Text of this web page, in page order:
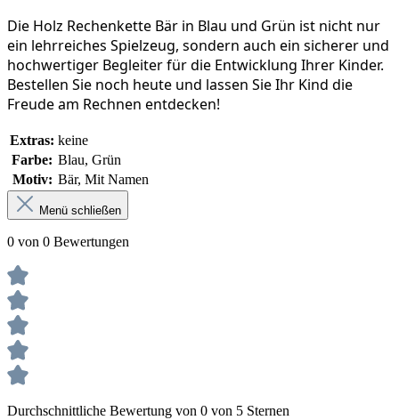
Die Holz Rechenkette Bär in Blau und Grün ist nicht nur
ein lehrreiches Spielzeug, sondern auch ein sicherer und
hochwertiger Begleiter für die Entwicklung Ihrer Kinder.
Bestellen Sie noch heute und lassen Sie Ihr Kind die
Freude am Rechnen entdecken!
Extras: keine
Farbe: Blau, Grün
Motiv: Bär, Mit Namen
Menü schließen
0 von 0 Bewertungen
Durchschnittliche Bewertung von 0 von 5 Sternen